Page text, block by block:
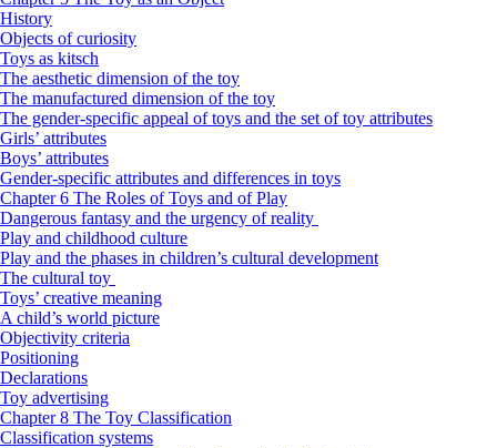
History
Objects of curiosity
Toys as kitsch
The aesthetic dimension of the toy
The manufactured dimension of the toy
The gender-specific appeal of toys and the set of toy attributes
Girls’ attributes
Boys’ attributes
Gender-specific attributes and differences in toys
Chapter 6 The Roles of Toys and of Play
Dangerous fantasy and the urgency of reality
Play and childhood culture
Play and the phases in children’s cultural development
The cultural toy
Toys’ creative meaning
A child’s world picture
Objectivity criteria
Positioning
Declarations
Toy advertising
Chapter 8 The Toy Classification
Classification systems